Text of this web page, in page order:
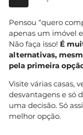
Pensou “quero
apenas um imóvel
Não faça isso! É
alternativas,
pela primeira
Visite várias casas,
desvantagens e só
uma decisão. Só
melhor opção.